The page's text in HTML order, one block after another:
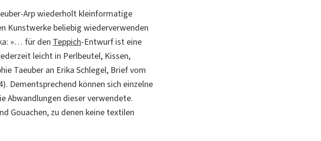
Arp wiederholt kleinformatige
Kunstwerke beliebig wiederverwenden
»… für den Teppich-Entwurf ist eine
leicht in Perlbeutel, Kissen,
Taeuber an Erika Schlegel, Brief vom
Dementsprechend können sich einzelne
Abwandlungen dieser verwendete.
Gouachen, zu denen keine textilen